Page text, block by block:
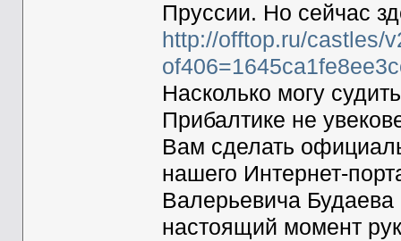
Пруссии. Но сейчас
http://offtop.ru/castles/
Насколько могу
Прибалтике не
Вам сделать
нашего Интернет-
Валерьевича
настоящий момент